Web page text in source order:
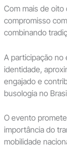
Com mais de oito
compromisso
combinando
A participação no
identidade,
engajado e
busologia no
O evento
importância do
mobilidade